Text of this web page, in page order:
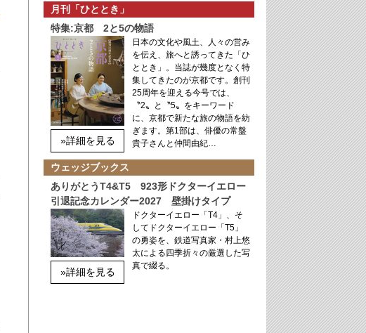
月刊「ひととき」
特集:京都 2と5の物語
»詳細を見る
日本の文化や風土、人々の営み
を伝え、旅へと誘ってきた「ひ
ととき」。当誌が幾度となく特
集してきたのが京都です。創刊
25周年を迎える今号では、
〝2〟と〝5〟をキーワード
に、京都で新たな旅の物語を紡
ぎます。第1部は、俳優の常盤
貴子さんと仲間由紀…
ウェッジブックス
ありがとうT4&T5 923形ドクターイエロー
引退記念カレンダー2027 壁掛けタイプ
»詳細を見る
ドクターイエロー「T4」、そ
してドクターイエロー「T5」
の勇姿を、鉄道写真家・村上悠
太による四季折々の厳選した写
真で綴る。